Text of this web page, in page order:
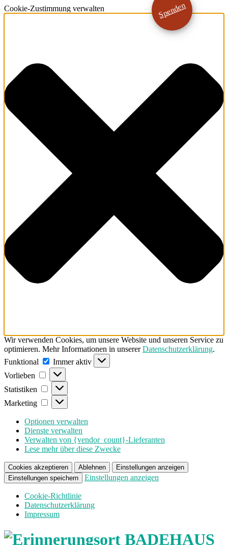
Cookie-Zustimmung verwalten
Wir verwenden Cookies, um unsere Website und unseren Service zu
optimieren. Mehr Informationen in unsererDatenschutzerklärung.
Funktional
Funktional
Immer aktiv
Vorlieben
Vorlieben
Statistiken Statistiken
Marketing Marketing
Optionen verwalten
Dienste verwalten
Verwalten von {vendor_count}-Lieferanten
Lese mehr über diese Zwecke
Cookies akzeptieren Ablehnen
Einstellungen anzeigen
Einstellungen speichern
Einstellungen anzeigen
Cookie-Richtlinie
Datenschutzerklärung
Impressum
Spenden